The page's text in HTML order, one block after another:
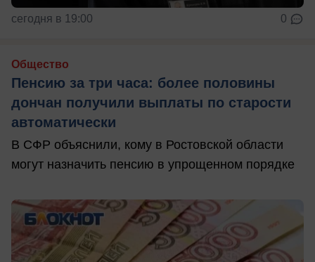
сегодня в 19:00 0
Общество
Пенсию за три часа: более половины
дончан получили выплаты по старости
автоматически
В СФР объяснили, кому в Ростовской области
могут назначить пенсию в упрощенном порядке